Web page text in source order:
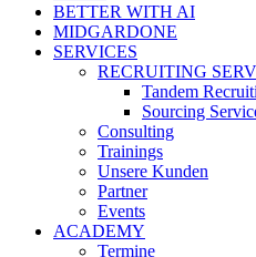
BETTER WITH AI
MIDGARDONE
SERVICES
RECRUITING
Tandem
Sourcing
Consulting
Trainings
Unsere Kunden
Partner
Events
ACADEMY
Termine